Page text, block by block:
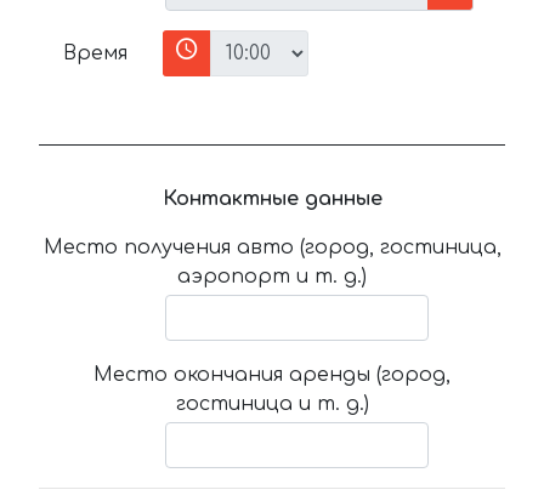
Время
Контактные данные
Место получения авто (город, гостиница,
аэропорт и т. д.)
Место окончания аренды (город,
гостиница и т. д.)